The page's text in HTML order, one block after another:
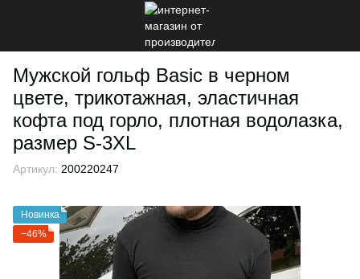
Мужской гольф Basic в черном
цвете, трикотажная, эластичная
кофта под горло, плотная водолазка,
размер S-3XL
Артикул: 200220247
Новинка
−46%